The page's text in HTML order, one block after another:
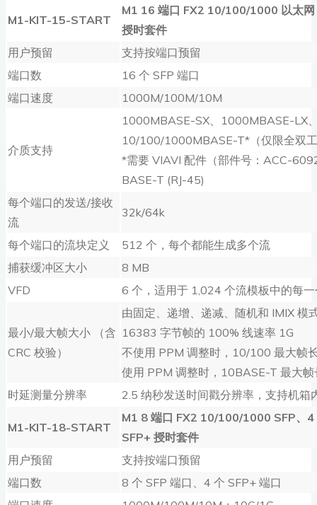
M1-KIT-15-START
M1 16 端口 FX2 10/100/1000 以太网
授时套件
用户预留
支持按端口预留
端口数
16 个 SFP 端口
端口速度
1000M/100M/10M
介质支持
1000MBASE-SX、1000MBASE-LX
10/100/1000MBASE-T*（仅限全双
*需要 VIAVI 配件（部件号：ACC-
BASE-T (RJ-45)
每个端口的发送/接收
流
32k/64k
每个端口的流块定义
512 个，每个都能生成多个流
捕获缓冲区大小
8 MB
VFD
6 个，适用于 1,024 个流模板中的每
最小/最大帧大小 （含
CRC 校验）
由固定、递增、递减、随机和 IMIX 模
16383 字节帧的 100% 线速率 1G
不使用 PPM 调整时，10/100 最大帧
使用 PPM 调整时，10BASE-T 最大
时延测量分辨率
2.5 纳秒发送时间戳分辨率，支持机箱
M1-KIT-18-START
M1 8 端口 FX2 10/100/1000 SFP、 4
SFP+ 授时套件
用户预留
支持按端口预留
端口数
8 个 SFP 端口、4 个 SFP+ 端口